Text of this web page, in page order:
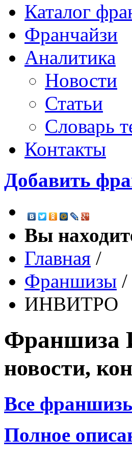
Каталог
Франчайзи
Аналитика
Новости
Статьи
Словарь
Контакты
Добавить
Вы
Главная /
Франшизы /
ИНВИТРО
Франшиза
новости,
Все
Полное